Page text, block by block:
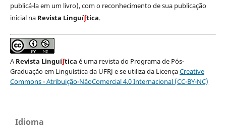
publicá-la em um livro), com o reconhecimento de sua publicação
inicial na Revista Linguí∫tica.
ARevista Linguí∫tica é uma revista do Programa de Pós-
Graduação em Linguística da UFRJ e se utiliza da LicençaCreative
Commons - Atribuição-NãoComercial 4.0 Internacional (CC-BY-NC)
Idioma